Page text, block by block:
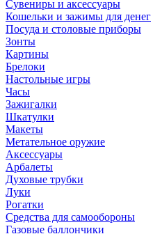
Сувениры и аксессуары
Кошельки и зажимы для денег
Посуда и столовые приборы
Зонты
Картины
Брелоки
Настольные игры
Часы
Зажигалки
Шкатулки
Макеты
Метательное оружие
Аксессуары
Арбалеты
Духовые трубки
Луки
Рогатки
Средства для самообороны
Газовые баллончики